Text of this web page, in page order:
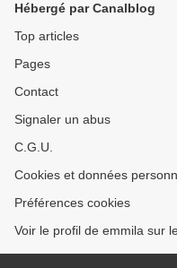
Hébergé par Canalblog
Top articles
Pages
Contact
Signaler un abus
C.G.U.
Cookies et données
Préférences cookies
Voir le profil de emmila sur